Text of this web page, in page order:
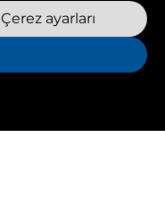
Çerez ayarları